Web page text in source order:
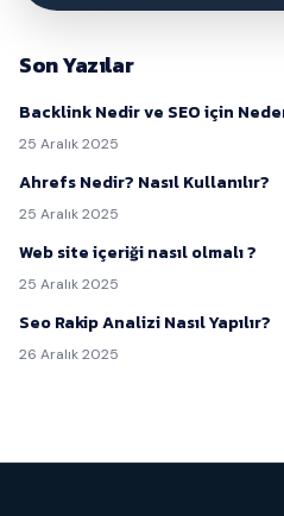
Son Yazılar
Backlink Nedir ve SEO için
25 Aralık 2025
Ahrefs Nedir? Nasıl Kullanılır?
25 Aralık 2025
Web site içeriği nasıl olmalı ?
25 Aralık 2025
Seo Rakip Analizi Nasıl Yapılır?
26 Aralık 2025